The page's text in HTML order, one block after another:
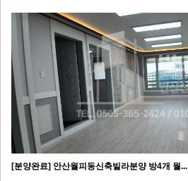
[분양완료] 안산월피동신축빌라분양 방4개 월...